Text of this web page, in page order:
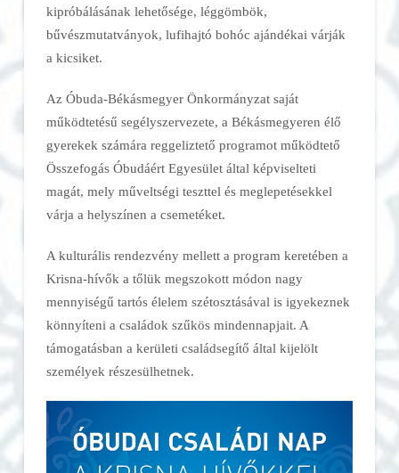
kipróbálásának lehetősége, léggömbök,
bűvészmutatványok, lufihajtó bohóc ajándékai várják
a kicsiket.
Az Óbuda-Békásmegyer Önkormányzat saját
működtetésű segélyszervezete, a Békásmegyeren élő
gyerekek számára reggeliztető programot működtető
Összefogás Óbudáért Egyesület által képviselteti
magát, mely műveltségi teszttel és meglepetésekkel
várja a helyszínen a csemetéket.
A kulturális rendezvény mellett a program keretében a
Krisna-hívők a tőlük megszokott módon nagy
mennyiségű tartós élelem szétosztásával is igyekeznek
könnyíteni a családok szűkös mindennapjait. A
támogatásban a kerületi családsegítő által kijelölt
személyek részesülhetnek.